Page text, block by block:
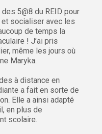
5@8 du REID pour
socialiser avec les
de temps la
! J’ai pris
même les jours où
Maryka.
à distance en
a fait en sorte de
Elle a ainsi adapté
en plus de
scolaire.